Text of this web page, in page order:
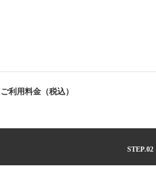
ご利用料金（税込）
STEP.02